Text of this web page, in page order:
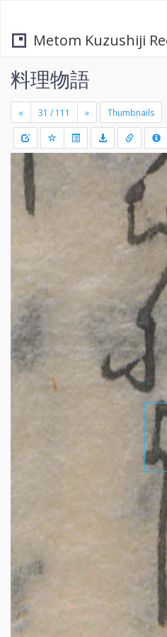
Metom Kuzushiji
料理物語
« » Thumbnails
+
-